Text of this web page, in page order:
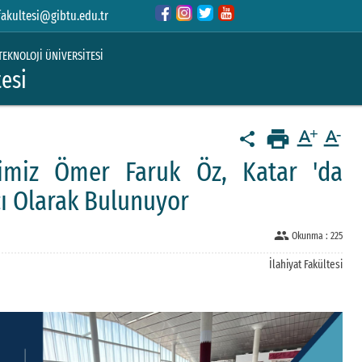
ÜNİVERSİTESİ
print text_format text_format
share
Ömer Faruk Öz, Katar 'da
Olarak Bulunuyor
people Okunma :225
İlahiyat Fakültesi